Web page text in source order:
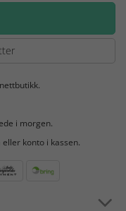
i morgen.
konto i kassen.